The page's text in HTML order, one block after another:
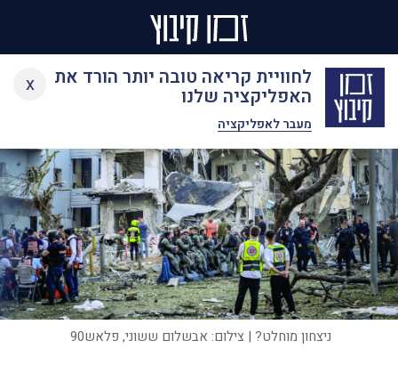
לחוויית קריאה טובה יותר הורד את
האפליקציה שלנו
מעבר לאפליקציה
x
Skip
content
ניצחון מוחלט? | צילום: אבשלום ששוני, פלאש90